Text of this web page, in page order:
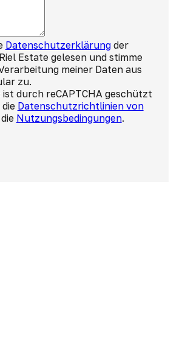
Datenschutzerklärungder
Estate gelesen und stimme
meiner Daten aus
zu.
ist durch reCAPTCHA geschützt
Datenschutzrichtlinien von
Nutzungsbedingungen.